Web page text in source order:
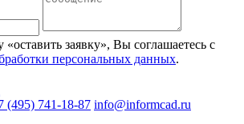
заявку», Вы соглашаетесь с
персональных данных.
(495) 741-18-87 info@informcad.ru